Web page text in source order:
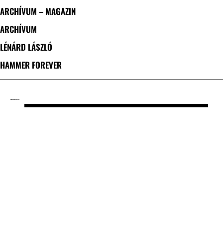
ARCHÍVUM – MAGAZIN
ARCHÍVUM
LÉNÁRD LÁSZLÓ
HAMMER FOREVER